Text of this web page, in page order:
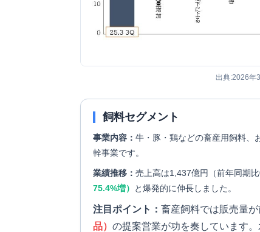
出典:2026年
飼料セグメント
事業内容： 牛・豚・鶏などの畜産用飼料、
幹事業です。
業績推移： 売上高は1,437億円（前年同期
75.4%増）
と爆発的に伸長しました。
注目ポイント： 畜産飼料では販売量
品） の提案営業が功を奏しています